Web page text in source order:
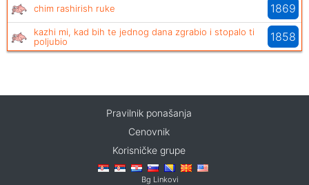
chim rashirish ruke 1869
kazhi mi, kad bih te jednog dana zgrabio i stopalo ti
poljubio
1858
Pravilnik ponašanja
Cenovnik
Korisničke grupe
Bg Linkovi